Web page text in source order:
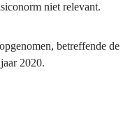
niet relevant.
betreffende de
2020.